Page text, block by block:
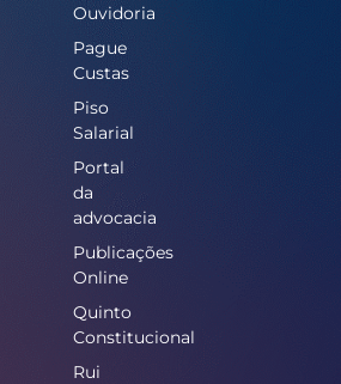
Ouvidoria
Pague
Custas
Piso
Salarial
Portal
da
advocacia
Publicações
Online
Quinto
Constitucional
Rui